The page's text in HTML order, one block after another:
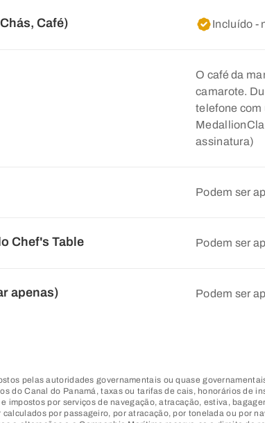
Café) Incluído -
O café da
camarote.
telefone com
assinatura)
Podem ser
Chef's Table Podem ser
apenas) Podem ser
pelas autoridades governamentais ou quase
do Canal do Panamá, taxas ou tarifas de cais, honorários de
por serviços de navegação, atracação, estiva,
por passageiro, por atracação, por tonelada ou por